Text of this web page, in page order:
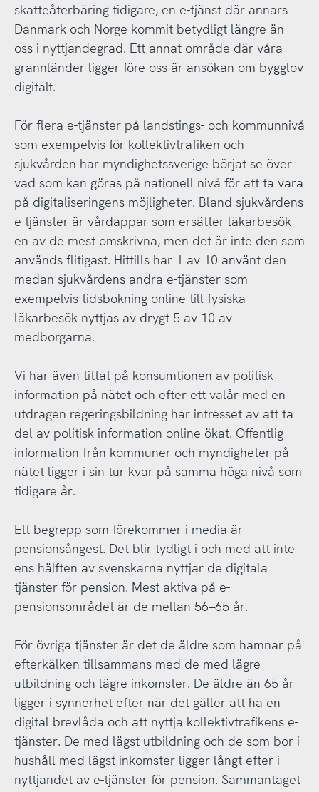
skatteåterbäring tidigare, en e-tjänst där annars
Danmark och Norge kommit betydligt längre än
oss i nyttjandegrad. Ett annat område där våra
grannländer ligger före oss är ansökan om bygglov
digitalt.
För flera e-tjänster på landstings- och kommunnivå
som exempelvis för kollektivtrafiken och
sjukvården har myndighetssverige börjat se över
vad som kan göras på nationell nivå för att ta vara
på digitaliseringens möjligheter. Bland sjukvårdens
e-tjänster är vårdappar som ersätter läkarbesök
en av de mest omskrivna, men det är inte den som
används flitigast. Hittills har 1 av 10 använt den
medan sjukvårdens andra e-tjänster som
exempelvis tidsbokning online till fysiska
läkarbesök nyttjas av drygt 5 av 10 av
medborgarna.
Vi har även tittat på konsumtionen av politisk
information på nätet och efter ett valår med en
utdragen regeringsbildning har intresset av att ta
del av politisk information online ökat. Offentlig
information från kommuner och myndigheter på
nätet ligger i sin tur kvar på samma höga nivå som
tidigare år.
Ett begrepp som förekommer i media är
pensionsångest. Det blir tydligt i och med att inte
ens hälften av svenskarna nyttjar de digitala
tjänster för pension. Mest aktiva på e-
pensionsområdet är de mellan 56–65 år.
För övriga tjänster är det de äldre som hamnar på
efterkälken tillsammans med de med lägre
utbildning och lägre inkomster. De äldre än 65 år
ligger i synnerhet efter när det gäller att ha en
digital brevlåda och att nyttja kollektivtrafikens e-
tjänster. De med lägst utbildning och de som bor i
hushåll med lägst inkomster ligger långt efter i
nyttjandet av e-tjänster för pension. Sammantaget